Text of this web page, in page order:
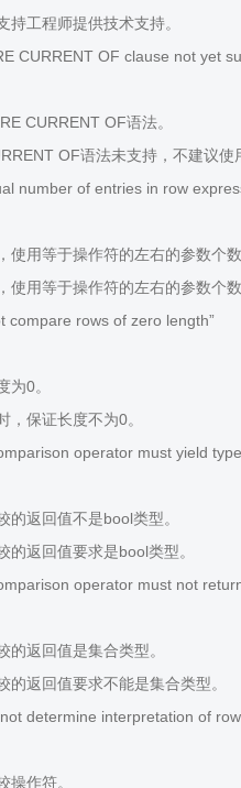
持工程师提供技术支持。
CURRENT OF clause not yet
CURRENT OF语法。
OF语法未支持，不建议使
number of entries in row
使用等于操作符的左右的参数个数
使用等于操作符的左右的参数个数
compare rows of zero length”
为0。
，保证长度不为0。
operator must yield
的返回值不是bool类型。
的返回值要求是bool类型。
operator must not
的返回值是集合类型。
的返回值要求不能是集合类型。
determine interpretation of
操作符。